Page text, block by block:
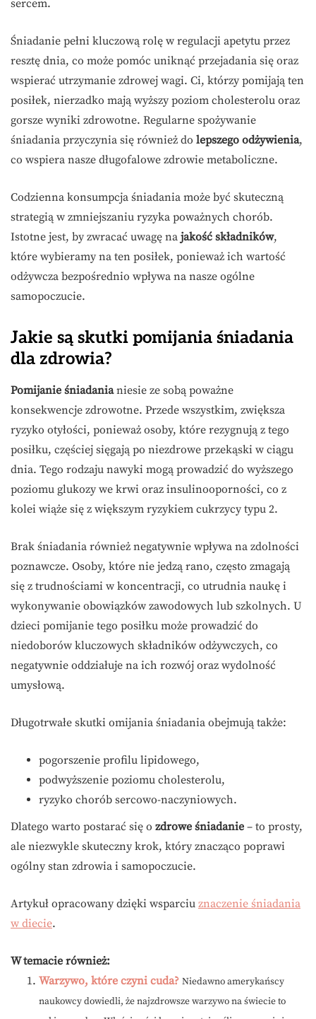
sercem.
Śniadanie pełni kluczową rolę w regulacji apetytu przez
resztę dnia, co może pomóc uniknąć przejadania się oraz
wspierać utrzymanie zdrowej wagi. Ci, którzy pomijają ten
posiłek, nierzadko mają wyższy poziom cholesterolu oraz
gorsze wyniki zdrowotne. Regularne spożywanie
śniadania przyczynia się również do lepszego odżywienia,
co wspiera nasze długofalowe zdrowie metaboliczne.
Codzienna konsumpcja śniadania może być skuteczną
strategią w zmniejszaniu ryzyka poważnych chorób.
Istotne jest, by zwracać uwagę na jakość składników,
które wybieramy na ten posiłek, ponieważ ich wartość
odżywcza bezpośrednio wpływa na nasze ogólne
samopoczucie.
Jakie są skutki pomijania śniadania
dla zdrowia?
Pomijanie śniadanianiesie ze sobą poważne
konsekwencje zdrowotne. Przede wszystkim, zwiększa
ryzyko otyłości, ponieważ osoby, które rezygnują z tego
posiłku, częściej sięgają po niezdrowe przekąski w ciągu
dnia. Tego rodzaju nawyki mogą prowadzić do wyższego
poziomu glukozy we krwi oraz insulinooporności, co z
kolei wiąże się z większym ryzykiem cukrzycy typu 2.
Brak śniadania również negatywnie wpływa na zdolności
poznawcze. Osoby, które nie jedzą rano, często zmagają
się z trudnościami w koncentracji, co utrudnia naukę i
wykonywanie obowiązków zawodowych lub szkolnych. U
dzieci pomijanie tego posiłku może prowadzić do
niedoborów kluczowych składników odżywczych, co
negatywnie oddziałuje na ich rozwój oraz wydolność
umysłową.
Długotrwałe skutki omijania śniadania obejmują także:
pogorszenie profilu lipidowego,
podwyższenie poziomu cholesterolu,
ryzyko chorób sercowo-naczyniowych.
Dlatego warto postarać się o zdrowe śniadanie – to prosty,
ale niezwykle skuteczny krok, który znacząco poprawi
ogólny stan zdrowia i samopoczucie.
Artykuł opracowany dzięki wsparciu znaczenie śniadania
w diecie.
W temacie również:
Warzywo, które czyni cuda? Niedawno amerykańscy
naukowcy dowiedli, że najzdrowsze warzywo na świecie to